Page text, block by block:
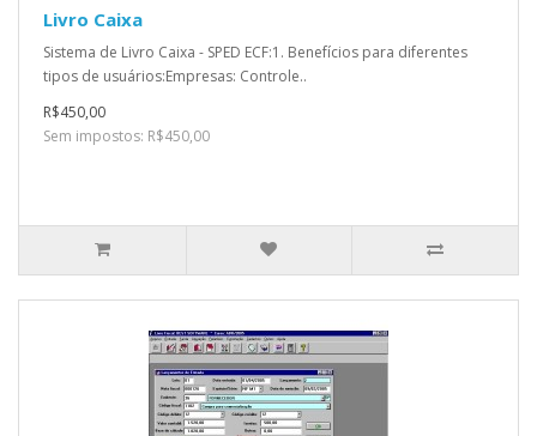
Livro Caixa
Sistema de Livro Caixa - SPED ECF:1. Benefícios para diferentes
tipos de usuários:Empresas: Controle..
R$450,00
Sem impostos: R$450,00